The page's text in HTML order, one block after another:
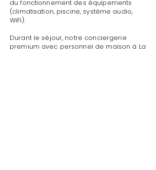
du fonctionnement des équipements
(climatisation, piscine, système audio,
WiFi).
Durant le séjour, notre conciergerie
premium avec personnel de maison à La